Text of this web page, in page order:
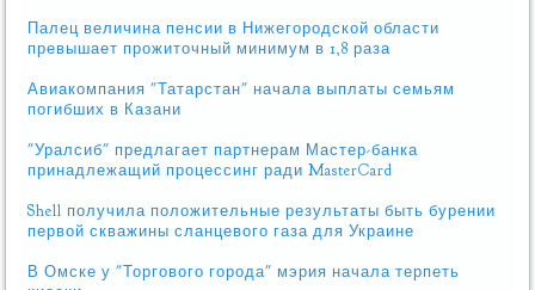
Палец величина пенсии в Нижегородской области
превышает прожиточный минимум в 1,8 раза
Авиакомпания "Татарстан" начала выплаты семьям
погибших в Казани
"Уралсиб" предлагает партнерам Мастер-банка
принадлежащий процессинг ради MasterCard
Shell получила положительные результаты быть бурении
первой скважины сланцевого газа для Украине
В Омске у "Торгового города" мэрия начала терпеть